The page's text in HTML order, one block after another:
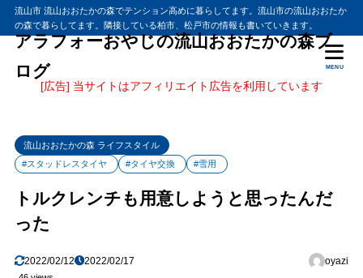
流山市 流山おおたかの森でテンション高めに暮らしてます。流山市の流山おおたか
の森で暮らしてます。隣接している柏市、松戸市の情報も書いていきます。
アラフォーおやじの流山おおたかの森ブ
ログ
MENU
[広告] 当サイトはアフィリエイト広告を利用しています
流山おおたかの森 ライフスタイル
#スタッドレスタイヤ
#タイヤ交換 #雪用
トルクレンチも用意しようと思ったんだ
った
2022/02/12 2022/02/17 oyazi